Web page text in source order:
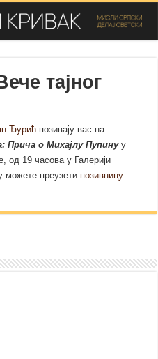
тајног
Ђурић позивају вас на
Прича о Михајлу Пупинуу
од 19 часова у Галерији
можете преузети позивницу.